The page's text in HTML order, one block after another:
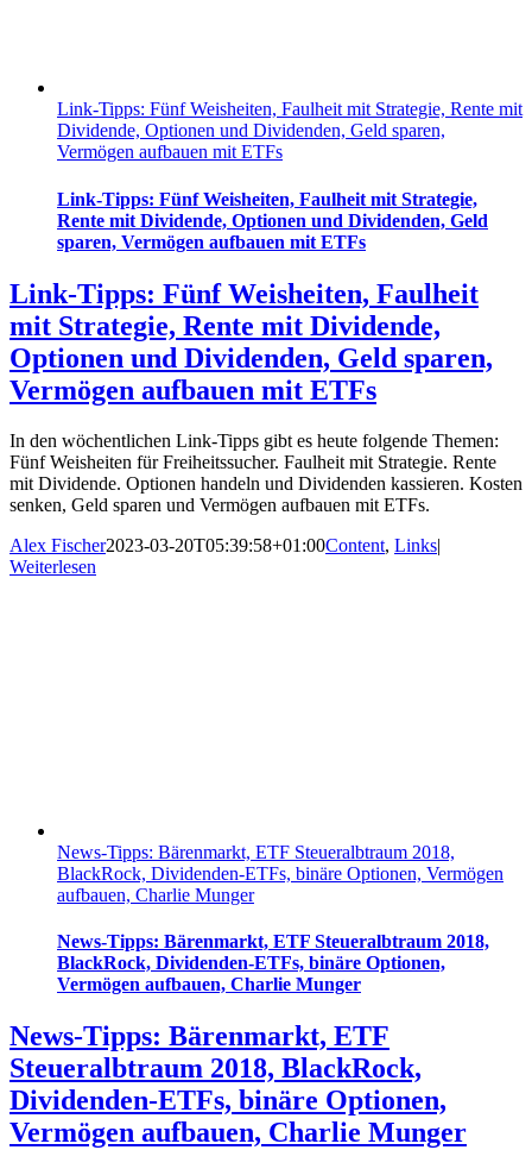
Link-Tipps: Fünf Weisheiten, Faulheit mit Strategie, Rente mit
Dividende, Optionen und Dividenden, Geld sparen,
Vermögen aufbauen mit ETFs
Link-Tipps: Fünf Weisheiten, Faulheit mit Strategie,
Rente mit Dividende, Optionen und Dividenden, Geld
sparen, Vermögen aufbauen mit ETFs
Link-Tipps: Fünf Weisheiten, Faulheit
mit Strategie, Rente mit Dividende,
Optionen und Dividenden, Geld sparen,
Vermögen aufbauen mit ETFs
In den wöchentlichen Link-Tipps gibt es heute folgende Themen:
Fünf Weisheiten für Freiheitssucher. Faulheit mit Strategie. Rente
mit Dividende. Optionen handeln und Dividenden kassieren. Kosten
senken, Geld sparen und Vermögen aufbauen mit ETFs.
Alex Fischer2023-03-20T05:39:58+01:00Content, Links|
Weiterlesen
News-Tipps: Bärenmarkt, ETF Steueralbtraum 2018,
BlackRock, Dividenden-ETFs, binäre Optionen, Vermögen
aufbauen, Charlie Munger
News-Tipps: Bärenmarkt, ETF Steueralbtraum 2018,
BlackRock, Dividenden-ETFs, binäre Optionen,
Vermögen aufbauen, Charlie Munger
News-Tipps: Bärenmarkt, ETF
Steueralbtraum 2018, BlackRock,
Dividenden-ETFs, binäre Optionen,
Vermögen aufbauen, Charlie Munger